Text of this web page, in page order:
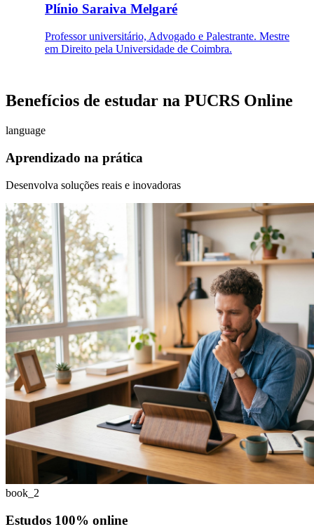
Plínio Saraiva Melgaré
Professor universitário, Advogado e Palestrante. Mestre
em Direito pela Universidade de Coimbra.
Benefícios de estudar na PUCRS Online
language
Aprendizado na prática
Desenvolva soluções reais e inovadoras
book_2
Estudos 100% online